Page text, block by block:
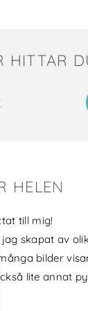
HITTAR
HELEN
till mig!
jag skapat av
bilder
lite annat